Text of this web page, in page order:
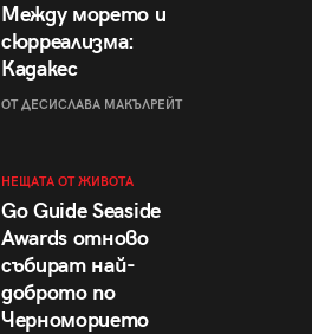
Между морето и
сюрреализма:
Кадакес
ОТ ДЕСИСЛАВА МАКЪЛРЕЙТ
НЕЩАТА ОТ ЖИВОТА
Go Guide Seaside
Awards отново
събират най-
доброто по
Черноморието